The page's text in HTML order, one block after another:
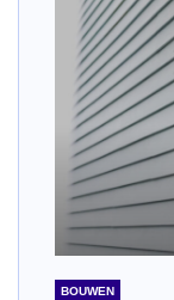
BOUWEN